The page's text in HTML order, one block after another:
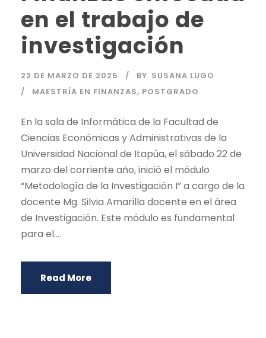
en el trabajo de
investigación
22 DE MARZO DE 2025 BY SUSANA LUGO
MAESTRÍA EN FINANZAS, POSTGRADO
En la sala de Informática de la Facultad de
Ciencias Económicas y Administrativas de la
Universidad Nacional de Itapúa, el sábado 22 de
marzo del corriente año, inició el módulo
“Metodología de la Investigación I” a cargo de la
docente Mg. Silvia Amarilla docente en el área
de Investigación. Este módulo es fundamental
para el...
Read More